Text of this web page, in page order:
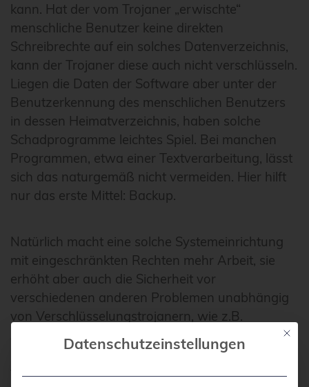
kann. Hat der vom Trojaner „erwischte“
menschliche Benutzer keine direkten
Schreibrechte auf ein solches Datenverzeichnis,
kann der Trojaner diese auch nicht verschlüsseln.
Liegen die Daten der Software aber unter der
Benutzerkennung des menschlichen Benutzers
in dessen Heimatverzeichnis, haben solche
Schadprogramme leichtes Spiel. Bei manchen
Programmen, etwa einer Textverarbeitung, lässt
sich das naturgemäß nicht vermeiden. Hier hilft
nur das erste Mittel: Backup.
Natürlich macht eine solche Systemeinrichtung
mit eingeschränkten Rechten mehr Arbeit, sie
erhöht aber auch die Sicherheit vor
verschiedenen anderen Problemen unabhängig
von Verschlüsselungstrojanern, wie z.B.
Ausspähen von Daten, beabsichtigte oder
unbeabsichtigte Manipulation oder auch
versehentliches Löschen usw.
Mit
Datenschutzeinstellungen